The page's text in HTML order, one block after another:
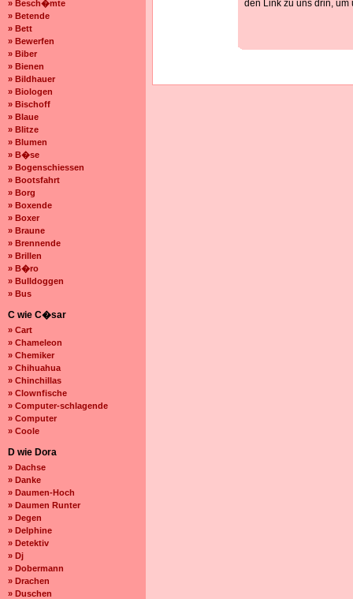
» Besch�mte
» Betende
» Bett
» Bewerfen
» Biber
» Bienen
» Bildhauer
» Biologen
» Bischoff
» Blaue
» Blitze
» Blumen
» B�se
» Bogenschiessen
» Bootsfahrt
» Borg
» Boxende
» Boxer
» Braune
» Brennende
» Brillen
» B�ro
» Bulldoggen
» Bus
C wie C�sar
» Cart
» Chameleon
» Chemiker
» Chihuahua
» Chinchillas
» Clownfische
» Computer-schlagende
» Computer
» Coole
D wie Dora
» Dachse
» Danke
» Daumen-Hoch
» Daumen Runter
» Degen
» Delphine
» Detektiv
» Dj
» Dobermann
» Drachen
» Duschen
den Link zu uns drin,